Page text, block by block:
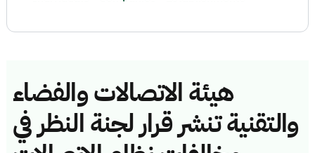
هيئة الاتصالات والفضاء
والتقنية تنشر قرار لجنة النظر في